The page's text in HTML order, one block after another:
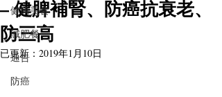
健康美食
減肥餐
通告
防癌
– 健脾補腎、防癌抗衰老、
防三高
已更新： 2019年1月10日